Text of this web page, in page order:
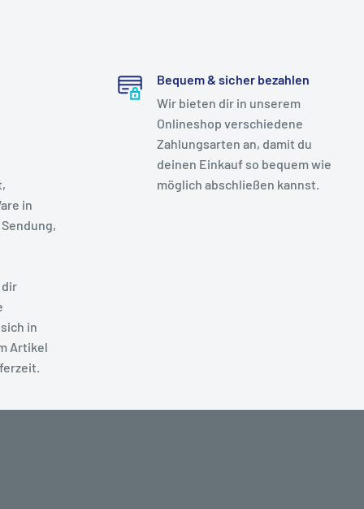
in
in
Artikel
Bequem & sicher bezahlen
Wir bieten dir in unserem
Onlineshop verschiedene
Zahlungsarten an, damit du
deinen Einkauf so bequem wie
möglich abschließen kannst.